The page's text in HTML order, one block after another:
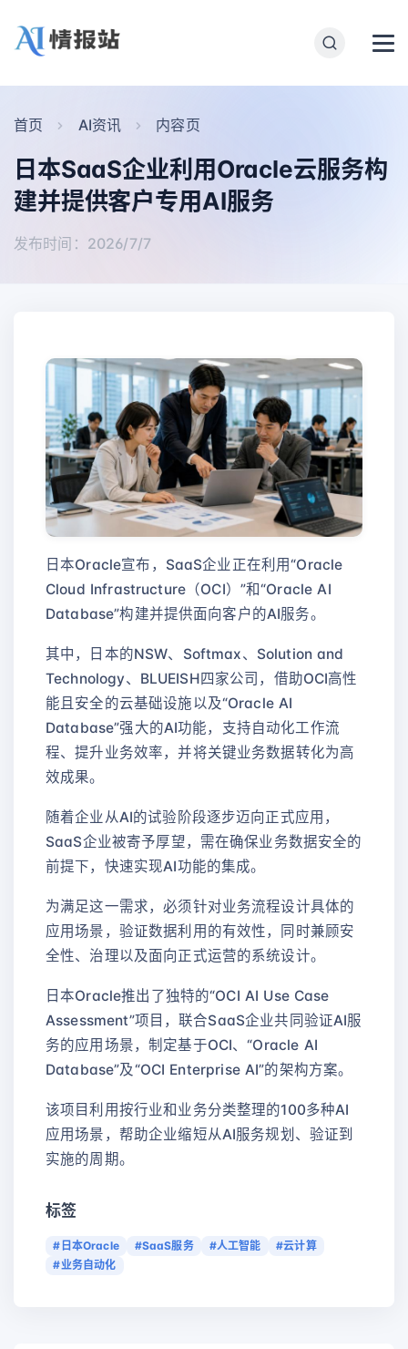
首页 AI资讯 内容页
日本SaaS企业利用Oracle云服务构
建并提供客户专用AI服务
发布时间：2026/7/7
日本Oracle宣布，SaaS企业正在利用“Oracle
Cloud Infrastructure（OCI）”和“Oracle AI
Database”构建并提供面向客户的AI服务。
其中，日本的NSW、Softmax、Solution and
Technology、BLUEISH四家公司，借助OCI高性
能且安全的云基础设施以及“Oracle AI
Database”强大的AI功能，支持自动化工作流
程、提升业务效率，并将关键业务数据转化为高
效成果。
随着企业从AI的试验阶段逐步迈向正式应用，
SaaS企业被寄予厚望，需在确保业务数据安全的
前提下，快速实现AI功能的集成。
为满足这一需求，必须针对业务流程设计具体的
应用场景，验证数据利用的有效性，同时兼顾安
全性、治理以及面向正式运营的系统设计。
日本Oracle推出了独特的“OCI AI Use Case
Assessment”项目，联合SaaS企业共同验证AI服
务的应用场景，制定基于OCI、“Oracle AI
Database”及“OCI Enterprise AI”的架构方案。
该项目利用按行业和业务分类整理的100多种AI
应用场景，帮助企业缩短从AI服务规划、验证到
实施的周期。
标签
#日本Oracle #SaaS服务 #人工智能
#云计算
#业务自动化